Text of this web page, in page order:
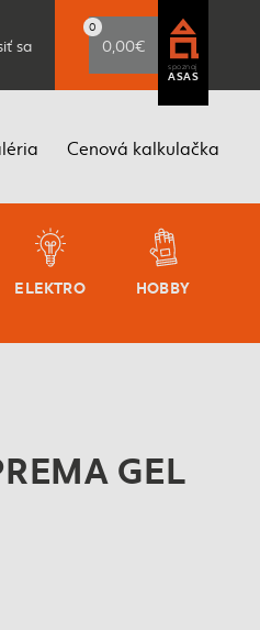
sa
0
0,00€
spoznaj
ASAS
Cenová kalkulačka
ELEKTRO HOBBY
GEL